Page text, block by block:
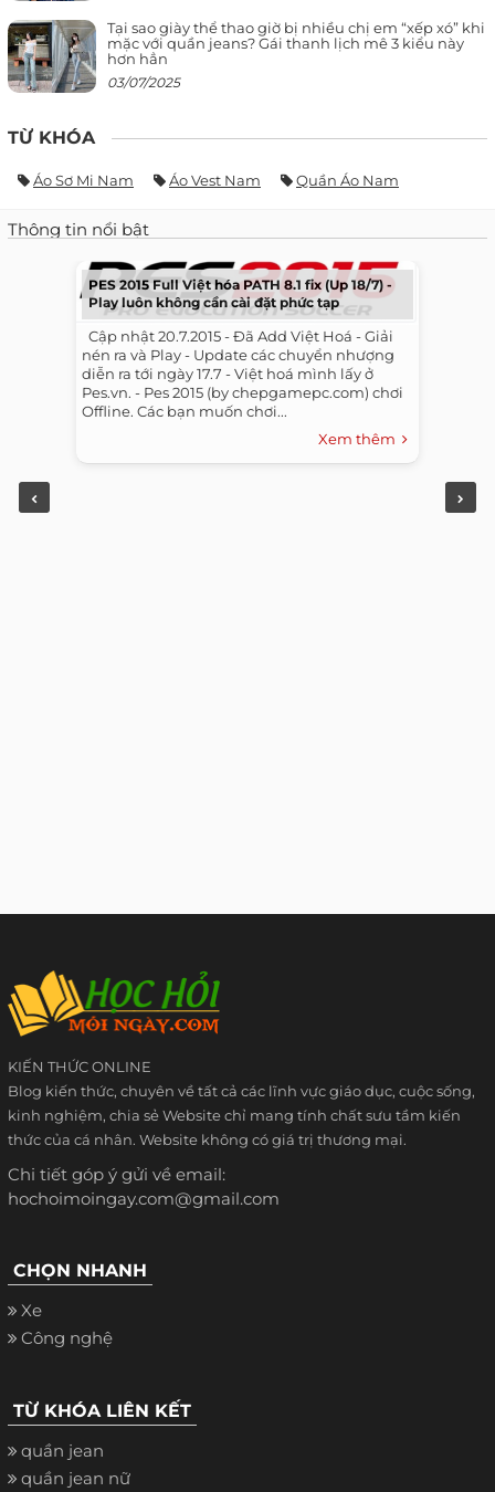
Tại sao giày thể thao giờ bị nhiều chị em “xếp xó” khi
mặc với quần jeans? Gái thanh lịch mê 3 kiểu này
hơn hẳn
03/07/2025
TỪ KHÓA
Áo Sơ Mi Nam Áo Vest Nam Quần Áo Nam
Thông tin nổi bật
PES 2015 Full Việt hóa PATH 8.1 fix (Up 18/7) -
Play luôn không cần cài đặt phức tạp
​ ​ Cập nhật 20.7.2015 - Đã Add Việt Hoá - Giải
nén ra và Play - Update các chuyển nhượng
diễn ra tới ngày 17.7 - Việt hoá mình lấy ở
Pes.vn. - Pes 2015 (by chepgamepc.com) chơi
Offline. Các bạn muốn chơi...
Xem thêm
KIẾN THỨC ONLINE
Blog kiến thức, chuyên về tất cả các lĩnh vực giáo dục, cuộc sống,
kinh nghiệm, chia sẻ Website chỉ mang tính chất sưu tầm kiến
thức của cá nhân. Website không có giá trị thương mại.
Chi tiết góp ý gửi về email:
hochoimoingay.com@gmail.com
CHỌN NHANH
Xe
Công nghệ
TỪ KHÓA LIÊN KẾT
quần jean
quần jean nữ